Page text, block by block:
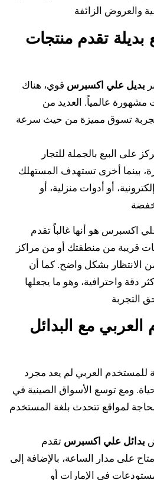
بديلة تقدم منتجات
بديل علي اكسبرس قوي، هناك
عالمياً. العديد من
تجربة تسوق مميزة من حيث سرعة
على البيع بالجملة للتجار
بينما أخرى تستهدف المستهلك
أو أدوات منزلية، أو
اكسبرس هو أنها غالباً تقدم
قريبة من منطقتك أو من مراكز
الانتظار بشكل واضح. كما أن
دقة واحترافية، وهو ما يجعلها
مع البدائل
للمستخدم العربي لم يعد مجرد
ومع توسع الأسواق الصينية في
لمواقع تتحدث بلغة المستخدم
بدائل علي اكسبرس تقدم
على مدار الساعة، بالإضافة إلى
في الإمارات أو